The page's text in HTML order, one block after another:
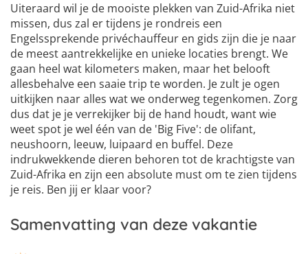
4
5
6
Uiteraard wil je de mooiste plekken van Zuid-Afrika niet
missen, dus zal er tijdens je rondreis een
Engelssprekende privéchauffeur en gids zijn die je naar
de meest aantrekkelijke en unieke locaties brengt. We
gaan heel wat kilometers maken, maar het belooft
allesbehalve een saaie trip te worden. Je zult je ogen
uitkijken naar alles wat we onderweg tegenkomen. Zorg
dus dat je je verrekijker bij de hand houdt, want wie
weet spot je wel één van de 'Big Five': de olifant,
neushoorn, leeuw, luipaard en buffel. Deze
indrukwekkende dieren behoren tot de krachtigste van
Zuid-Afrika en zijn een absolute must om te zien tijdens
je reis. Ben jij er klaar voor?
Samenvatting van deze vakantie